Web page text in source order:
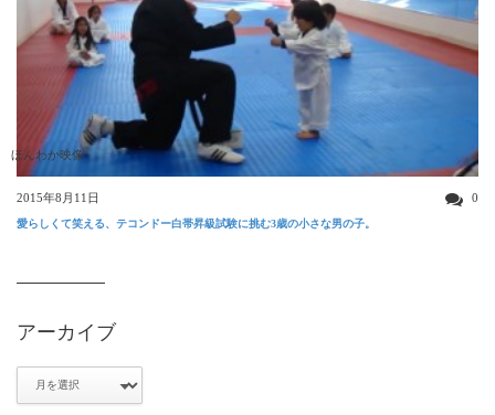
ほんわか映像
2015年8月11日 0
愛らしくて笑える、テコンドー白帯昇級試験に挑む3歳の小さな男の子。
アーカイブ